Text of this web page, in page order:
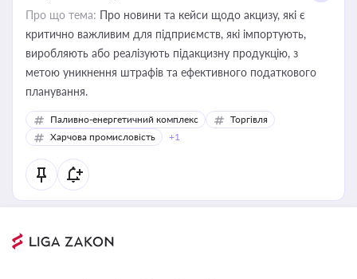
Про що тема: Про новини та кейси щодо акцизу, які є
критично важливим для підприємств, які імпортують,
виробляють або реалізують підакцизну продукцію, з
метою уникнення штрафів та ефективного податкового
планування.
Паливно-енергетичний комплекс
Торгівля
Харчова промисловість
+1